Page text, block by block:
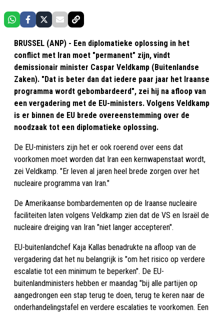
BRUSSEL (ANP) - Een diplomatieke oplossing in het
conflict met Iran moet "permanent" zijn, vindt
demissionair minister Caspar Veldkamp (Buitenlandse
Zaken). "Dat is beter dan dat iedere paar jaar het Iraanse
programma wordt gebombardeerd", zei hij na afloop van
een vergadering met de EU-ministers. Volgens Veldkamp
is er binnen de EU brede overeenstemming over de
noodzaak tot een diplomatieke oplossing.
De EU-ministers zijn het er ook roerend over eens dat
voorkomen moet worden dat Iran een kernwapenstaat wordt,
zei Veldkamp. "Er leven al jaren heel brede zorgen over het
nucleaire programma van Iran."
De Amerikaanse bombardementen op de Iraanse nucleaire
faciliteiten laten volgens Veldkamp zien dat de VS en Israël de
nucleaire dreiging van Iran "niet langer accepteren".
EU-buitenlandchef Kaja Kallas benadrukte na afloop van de
vergadering dat het nu belangrijk is "om het risico op verdere
escalatie tot een minimum te beperken". De EU-
buitenlandministers hebben er maandag "bij alle partijen op
aangedrongen een stap terug te doen, terug te keren naar de
onderhandelingstafel en verdere escalaties te voorkomen. Een